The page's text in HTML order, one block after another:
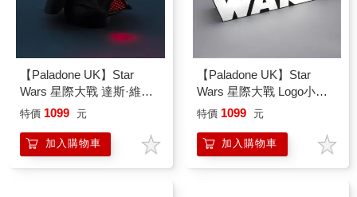
【Paladone UK】Star
Wars 星際大戰 達斯·維達
黑武士 3D造型音效小夜燈
特價 1099 元
加入購物車
【Paladone UK】Star
Wars 星際大戰 Logo小夜
燈
特價 1099 元
加入購物車